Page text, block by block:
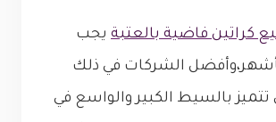
كراتين فاضية بالعتبة يجب
الشركات في ذلك
تتميز بالسيط الكبير والواسع في